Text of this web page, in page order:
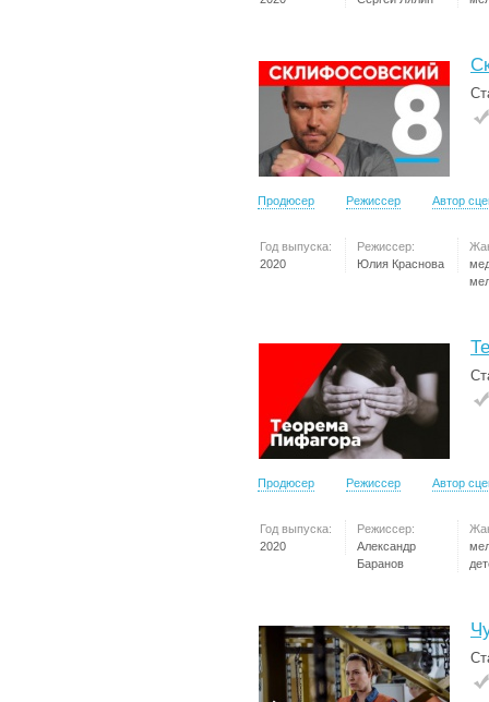
Продюсер Режиссер Автор
Год выпуска:
2020
Режиссер:
Юлия Краснова
Продюсер Режиссер Автор
Год выпуска:
2020
Режиссер:
Александр
Баранов